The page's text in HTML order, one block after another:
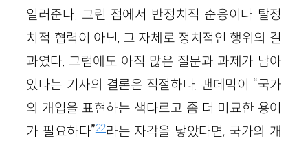
일러준다. 그런 점에서 반정치적 순응이나 탈정
치적 협력이 아닌, 그 자체로 정치적인 행위의 결
과였다. 그럼에도 아직 많은 질문과 과제가 남아
있다는 기사의 결론은 적절하다. 팬데믹이 “국가
의 개입을 표현하는 색다르고 좀 더 미묘한 용어
가 필요하다”22라는 자각을 낳았다면, 국가의 개